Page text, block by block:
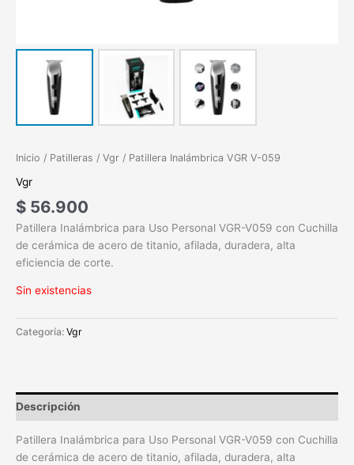
Inicio / Patilleras / Vgr / Patillera Inalámbrica VGR V-059
Vgr
$ 56.900
Patillera Inalámbrica para Uso Personal VGR-V059 con Cuchilla
de cerámica de acero de titanio, afilada, duradera, alta
eficiencia de corte.
Sin existencias
Categoría: Vgr
Descripción
Patillera Inalámbrica para Uso Personal VGR-V059 con Cuchilla
de cerámica de acero de titanio, afilada, duradera, alta